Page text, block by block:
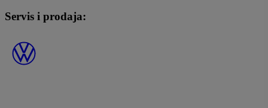
Servis i prodaja: